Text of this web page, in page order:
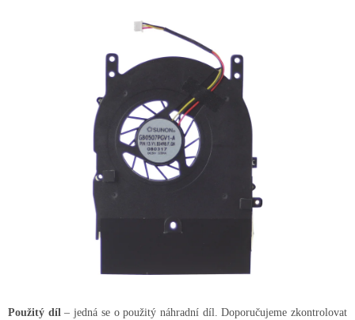
Použitý díl– jedná se o použitý náhradní díl. Doporučujeme zkontrolovat